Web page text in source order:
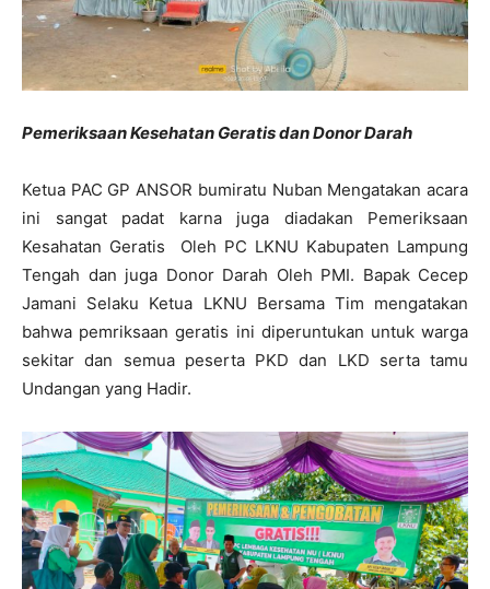
Pemeriksaan Kesehatan Geratis dan Donor Darah
Ketua PAC GP ANSOR bumiratu Nuban Mengatakan acara
ini sangat padat karna juga diadakan Pemeriksaan
Kesahatan Geratis Oleh PC LKNU Kabupaten Lampung
Tengah dan juga Donor Darah Oleh PMI. Bapak Cecep
Jamani Selaku Ketua LKNU Bersama Tim mengatakan
bahwa pemriksaan geratis ini diperuntukan untuk warga
sekitar dan semua peserta PKD dan LKD serta tamu
Undangan yang Hadir.